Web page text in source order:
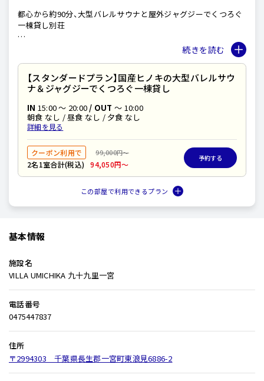
都心から約90分、大型バレルサウナと屋外ジャグジーでくつろぐ
一棟貸し別荘
サーフィンで人気のサンライズビーチまで約500m、徒歩約7分。
コの字型建物の南面へ各設備を配置し、視界を遮る植物により極
上のプライベート空間をお楽しみいただけます。
施設内に大型バレルサウナ＆屋外ジャグジー、BBQができる広々
したウッドデッキを設置。
近隣サーフショップのレッスンも充実しており初心者の方も安心
してサーフィンを楽しめます。季節により、乗馬、釣り、イチゴ狩
り、等、近隣アクテビティーも充実。
Weber社製大型BBQガスグリルで、快適なBBQもぜひお楽しみく
ださい。
【スタンダードプラン】国産ヒノキの大型バレルサウ
ナ＆ジャグジーでくつろぐ一棟貸し
IN 15:00 〜 20:00/ OUT ～ 10:00
朝食 なし / 昼食 なし / 夕食 なし
詳細を見る
クーポン利用で 99,000円〜
2名1室合計(税込) 94,050円〜
予約する
基本情報
施設名
VILLA UMICHIKA 九十九里一宮
電話番号
0475447837
住所
〒2994303 千葉県長生郡一宮町東浪見6886-2